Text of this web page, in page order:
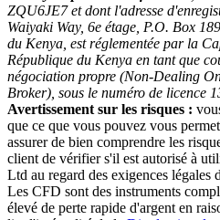
ZQU6JE7 et dont l'adresse
Waiyaki Way, 6e étage, P.O. Box
du Kenya, est réglementée par la
République du Kenya en tant que
négociation propre (Non-Dealing
Broker), sous le numéro de licence
Avertissement sur les risques :
que ce que vous pouvez vous
assurer de bien comprendre les
client de vérifier s'il est autorisé à
Ltd au regard des exigences légales
Les CFD sont des instruments
élevé de perte rapide d'argent en